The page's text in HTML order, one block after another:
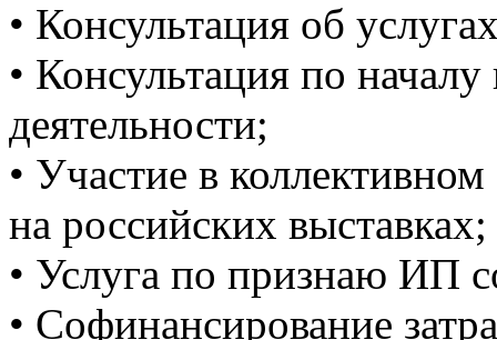
• Консультация об
• Консультация по
деятельности;
• Участие в
на российских выставках;
• Услуга по признаю ИП
• Софинансирование